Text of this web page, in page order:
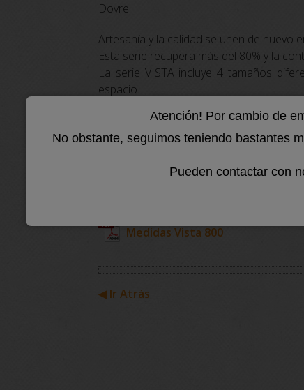
Dovre.
Artesanía y la calidad se unen de nuevo
Esta serie recupera más del 80% y la
La serie VISTA incluye 4 tamaños
espacio.
Datos Técnicos
Medidas Vista 800
◀ Ir Atrás
Atención! Por cambio de
No obstante, seguimos teniendo bastantes
Pueden contactar con